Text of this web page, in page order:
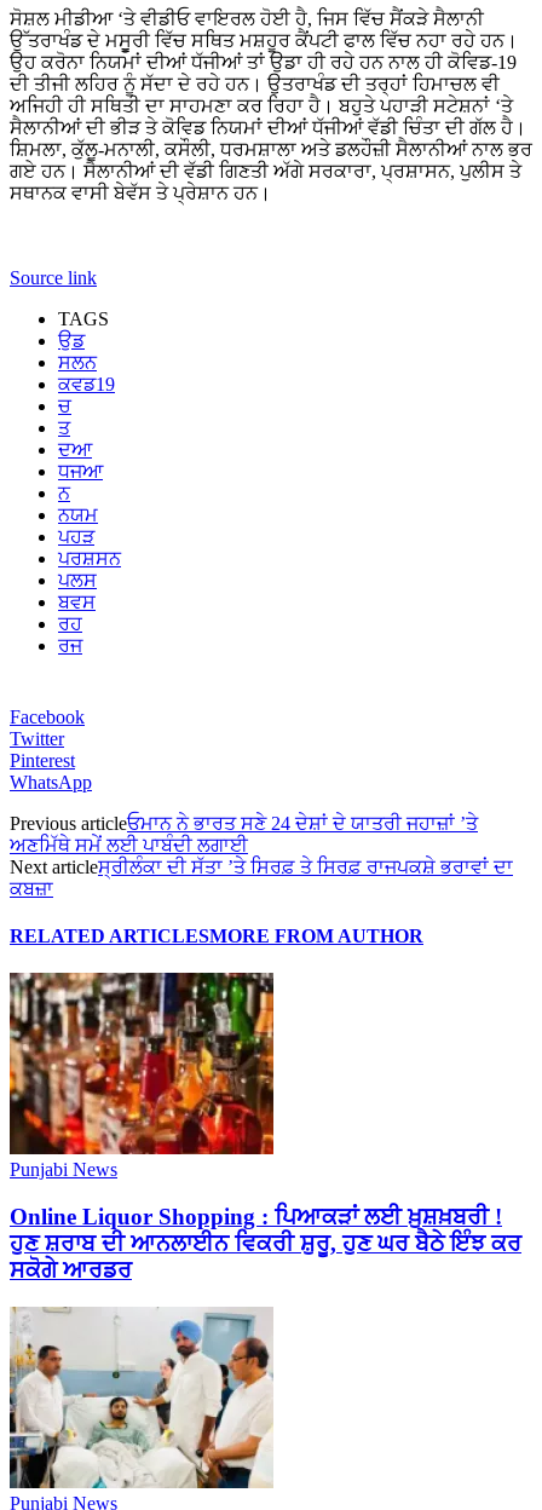
ਸੋਸ਼ਲ ਮੀਡੀਆ ‘ਤੇ ਵੀਡੀਓ ਵਾਇਰਲ ਹੋਈ ਹੈ, ਜਿਸ ਵਿੱਚ ਸੈਂਕੜੇ ਸੈਲਾਨੀ
ਉੱਤਰਾਖੰਡ ਦੇ ਮਸੂੂਰੀ ਵਿੱਚ ਸਥਿਤ ਮਸ਼ਹੂਰ ਕੈਂਪਟੀ ਫਾਲ ਵਿੱਚ ਨਹਾ ਰਹੇ ਹਨ।
ਉਹ ਕਰੋਨਾ ਨਿਯਮਾਂ ਦੀਆਂ ਧੱਜੀਆਂ ਤਾਂ ਉਡਾ ਹੀ ਰਹੇ ਹਨ ਨਾਲ ਹੀ ਕੋਵਿਡ-19
ਦੀ ਤੀਜੀ ਲਹਿਰ ਨੂੰ ਸੱਦਾ ਦੇ ਰਹੇ ਹਨ। ਉਤਰਾਖੰਡ ਦੀ ਤਰ੍ਹਾਂ ਹਿਮਾਚਲ ਵੀ
ਅਜਿਹੀ ਹੀ ਸਥਿਤੀ ਦਾ ਸਾਹਮਣਾ ਕਰ ਰਿਹਾ ਹੈ। ਬਹੁਤੇ ਪਹਾੜੀ ਸਟੇਸ਼ਨਾਂ ‘ਤੇ
ਸੈਲਾਨੀਆਂ ਦੀ ਭੀੜ ਤੇ ਕੋਵਿਡ ਨਿਯਮਾਂ ਦੀਆਂ ਧੱਜੀਆਂ ਵੱਡੀ ਚਿੰਤਾ ਦੀ ਗੱਲ ਹੈ।
ਸ਼ਿਮਲਾ, ਕੁੱਲੂ-ਮਨਾਲੀ, ਕਸੌਲੀ, ਧਰਮਸ਼ਾਲਾ ਅਤੇ ਡਲਹੌਜ਼ੀ ਸੈਲਾਨੀਆਂ ਨਾਲ ਭਰ
ਗਏ ਹਨ। ਸੈਲਾਨੀਆਂ ਦੀ ਵੱਡੀ ਗਿਣਤੀ ਅੱਗੇ ਸਰਕਾਰਾ, ਪ੍ਰਸ਼ਾਸਨ, ਪੁਲੀਸ ਤੇ
ਸਥਾਨਕ ਵਾਸੀ ਬੇਵੱਸ ਤੇ ਪ੍ਰੇਸ਼ਾਨ ਹਨ।
Source link
TAGS
ਉਡ
ਸਲਨ
ਕਵਡ19
ਚ
ਤ
ਦਆ
ਧਜਆ
ਨ
ਨਯਮ
ਪਹੜ
ਪਰਸ਼ਸਨ
ਪਲਸ
ਬਵਸ
ਰਹ
ਰਜ
Facebook
Twitter
Pinterest
WhatsApp
Previous articleਓਮਾਨ ਨੇ ਭਾਰਤ ਸਣੇ 24 ਦੇਸ਼ਾਂ ਦੇ ਯਾਤਰੀ ਜਹਾਜ਼ਾਂ ’ਤੇ
ਅਣਮਿੱਥੇ ਸਮੇਂ ਲਈ ਪਾਬੰਦੀ ਲਗਾਈ
Next articleਸ੍ਰੀਲੰਕਾ ਦੀ ਸੱਤਾ ’ਤੇ ਸਿਰਫ਼ ਤੇ ਸਿਰਫ਼ ਰਾਜਪਕਸ਼ੇ ਭਰਾਵਾਂ ਦਾ
ਕਬਜ਼ਾ
RELATED ARTICLESMORE FROM AUTHOR
Punjabi News
Online Liquor Shopping : ਪਿਆਕੜਾਂ ਲਈ ਖ਼ੁਸ਼ਖ਼ਬਰੀ !
ਹੁਣ ਸ਼ਰਾਬ ਦੀ ਆਨਲਾਈਨ ਵਿਕਰੀ ਸ਼ੁਰੂ, ਹੁਣ ਘਰ ਬੈਠੇ ਇੰਝ ਕਰ
ਸਕੋਗੇ ਆਰਡਰ
Punjabi News